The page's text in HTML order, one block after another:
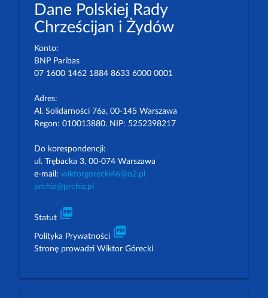
Dane Polskiej Rady
Chrześcijan i Żydów
Konto:
BNP Paribas
07 1600 1462 1884 8633 6000 0001
Adres:
Al. Solidarności 76a, 00-145 Warszawa
Regon: 010013880. NIP: 5252398217
Do korespondencji:
ul. Trębacka 3, 00-074 Warszawa
e-mail: wiktorgorecki46@o2.pl
prchiz@prchiz.pl
Statut picture_as_pdf
Polityka Prywatności picture_as_pdf
Stronę prowadzi Wiktor Górecki